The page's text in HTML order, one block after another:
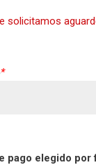
solicitamos
*
pago elegido